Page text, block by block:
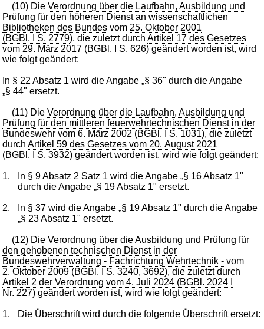
(10) DieVerordnung über die Laufbahn, Ausbildung und
Prüfung für den höheren Dienst an wissenschaftlichen
Bibliotheken des Bundes vom 25. Oktober 2001
(BGBl. I S. 2779), die zuletzt durchArtikel 17 des Gesetzes
vom 29. März 2017 (BGBl. I S. 626) geändert worden ist, wird
wie folgt geändert:
In § 22 Absatz 1 wird die Angabe „§ 36" durch die Angabe
„§ 44" ersetzt.
(11) DieVerordnung über die Laufbahn, Ausbildung und
Prüfung für den mittleren feuerwehrtechnischen Dienst in der
Bundeswehr vom6. März 2002 (BGBl. I S. 1031), die zuletzt
durchArtikel 59 des Gesetzes vom 20. August 2021
(BGBl. I S. 3932) geändert worden ist, wird wie folgt geändert:
1.
In § 9 Absatz 2 Satz 1 wird die Angabe „§ 16 Absatz 1"
durch die Angabe „§ 19 Absatz 1" ersetzt.
2.
In § 37 wird die Angabe „§ 19 Absatz 1" durch die Angabe
„§ 23 Absatz 1" ersetzt.
(12) DieVerordnung über die Ausbildung und Prüfung für
den gehobenen technischen Dienst in der
Bundeswehrverwaltung - Fachrichtung Wehrtechnik - vom
2. Oktober 2009 (BGBl. I S. 3240, 3692), die zuletzt durch
Artikel 2 der Verordnung vom 4. Juli 2024 (BGBl. 2024 I
Nr. 227) geändert worden ist, wird wie folgt geändert:
1. Die Überschrift wird durch die folgende Überschrift ersetzt: